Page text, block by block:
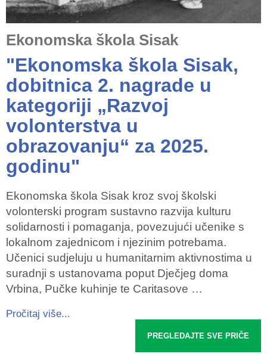
Ekonomska škola Sisak
"Ekonomska škola Sisak,
dobitnica 2. nagrade u
kategoriji „Razvoj
volonterstva u
obrazovanju“ za 2025.
godinu"
Ekonomska škola Sisak kroz svoj školski
volonterski program sustavno razvija kulturu
solidarnosti i pomaganja, povezujući učenike s
lokalnom zajednicom i njezinim potrebama.
Učenici sudjeluju u humanitarnim aktivnostima u
suradnji s ustanovama poput Dječjeg doma
Vrbina, Pučke kuhinje te Caritasove …
Pročitaj više...
PREGLEDAJTE SVE PRIČE